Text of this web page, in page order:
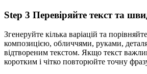
Step 3 Перевіряйте текст та
Згенеруйте кілька варіацій та
композицією, обличчями, руками,
відтвореним текстом. Якщо текст
коротким і чітко повторюйте точну